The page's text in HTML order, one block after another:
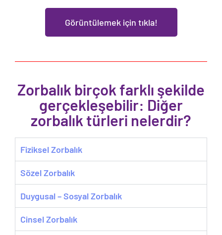
Görüntülemek için tıkla!
Zorbalık birçok farklı şekilde
gerçekleşebilir: Diğer
zorbalık türleri nelerdir?
Fiziksel Zorbalık
Sözel Zorbalık
Duygusal – Sosyal Zorbalık
Cinsel Zorbalık